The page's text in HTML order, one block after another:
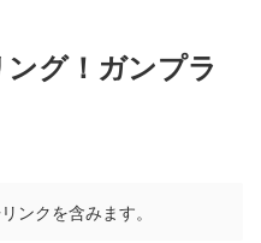
グ！ガンプラ
ンクを含みます。